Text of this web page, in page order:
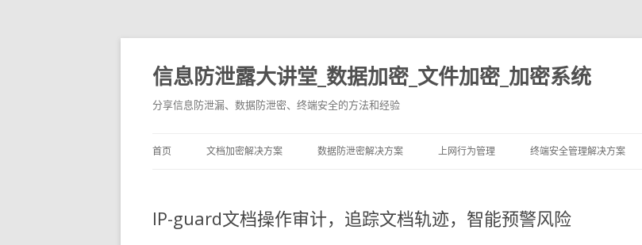
信息防泄露大讲堂_数据加密_文件加密_加密系统
分享信息防泄漏、数据防泄密、终端安全的方法和经验
首页 文档加密解决方案 数据防泄密解决方案 上网行为管理 终端安全管理解决方案
IP-guard文档操作审计，追踪文档轨迹，智能预警风险